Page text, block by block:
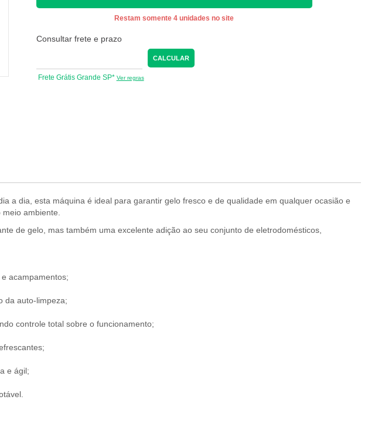
Restam somente 4 unidades no site
Consultar frete e prazo
CALCULAR
Frete Grátis Grande SP* Ver regras
a dia, esta máquina é ideal para garantir gelo fresco e de qualidade em qualquer ocasião e
ambiente.
de gelo, mas também uma excelente adição ao seu conjunto de eletrodomésticos,
acampamentos;
da auto-limpeza;
controle total sobre o funcionamento;
e ágil;